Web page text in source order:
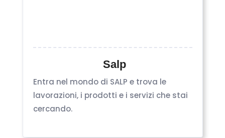
Salp
Entra nel mondo di SALP e trova le
lavorazioni, i prodotti e i servizi che stai
cercando.